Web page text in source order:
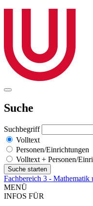
Suche
Suchbegriff
Volltext
Personen/Einrichtungen
Volltext + Personen/
Fachbereich 3 -
MENÜ
INFOS FÜR